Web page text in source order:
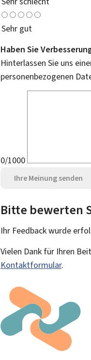
Sehr gut
Haben Sie
Hinterlassen Sie uns
personenbezogenen
0/1000
Ihre Meinung senden
Bitte bewerten
Ihr Feedback wurde
Vielen Dank für Ihren
Kontaktformular.